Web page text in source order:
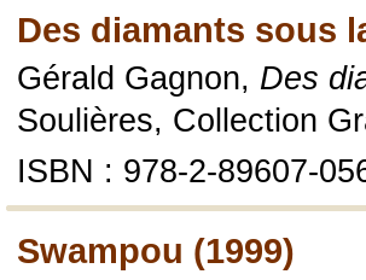
Des diamants sous
Gérald Gagnon, Des
Soulières, Collection
ISBN : 978-2-89607-
Swampou (1999)